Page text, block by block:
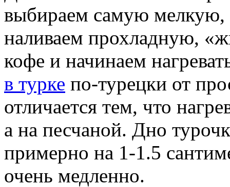
выбираем самую мелкую,
наливаем прохладную,
кофе и начинаем
в турке по-турецки от
отличается тем, что
а на песчаной. Дно
примерно на 1-1.5
очень медленно.